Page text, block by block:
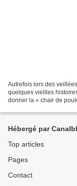
Autrefois lors des
quelques vieilles
donner la « chair de
Hébergé par
Top articles
Pages
Contact